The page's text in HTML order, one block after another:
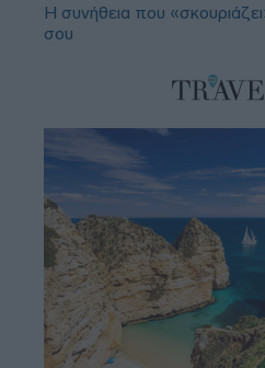
Η συνήθεια που
σου